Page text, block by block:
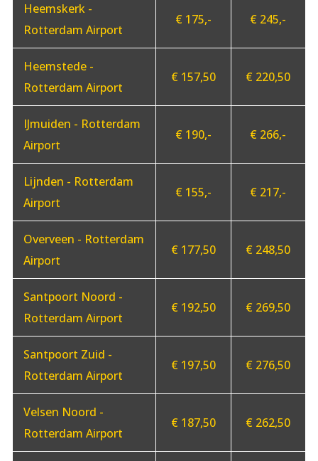
Heemskerk -
Rotterdam Airport
€ 175,- € 245,-
Heemstede -
Rotterdam Airport
€ 157,50 € 220,50
IJmuiden - Rotterdam
Airport
€ 190,- € 266,-
Lijnden - Rotterdam
Airport
€ 155,- € 217,-
Overveen - Rotterdam
Airport
€ 177,50 € 248,50
Santpoort Noord -
Rotterdam Airport
€ 192,50 € 269,50
Santpoort Zuid -
Rotterdam Airport
€ 197,50 € 276,50
Velsen Noord -
Rotterdam Airport
€ 187,50 € 262,50